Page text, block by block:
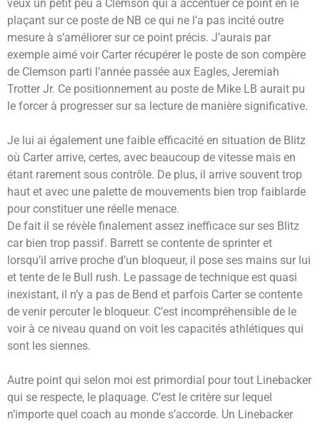
veux un petit peu à Clemson qui a accentuer ce point en le
plaçant sur ce poste de NB ce qui ne l’a pas incité outre
mesure à s’améliorer sur ce point précis. J’aurais par
exemple aimé voir Carter récupérer le poste de son compère
de Clemson parti l’année passée aux Eagles, Jeremiah
Trotter Jr. Ce positionnement au poste de Mike LB aurait pu
le forcer à progresser sur sa lecture de manière significative.
Je lui ai également une faible efficacité en situation de Blitz
où Carter arrive, certes, avec beaucoup de vitesse mais en
étant rarement sous contrôle. De plus, il arrive souvent trop
haut et avec une palette de mouvements bien trop faiblarde
pour constituer une réelle menace.
De fait il se révèle finalement assez inefficace sur ses Blitz
car bien trop passif. Barrett se contente de sprinter et
lorsqu’il arrive proche d’un bloqueur, il pose ses mains sur lui
et tente de le Bull rush. Le passage de technique est quasi
inexistant, il n’y a pas de Bend et parfois Carter se contente
de venir percuter le bloqueur. C’est incompréhensible de le
voir à ce niveau quand on voit les capacités athlétiques qui
sont les siennes.
Autre point qui selon moi est primordial pour tout Linebacker
qui se respecte, le plaquage. C’est le critère sur lequel
n’importe quel coach au monde s’accorde. Un Linebacker